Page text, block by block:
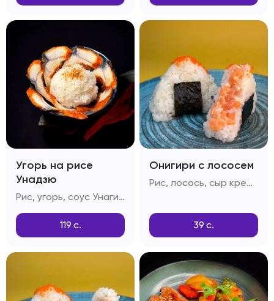
Угорь на рисе
Унадзю
Рис, угорь, соус Унаги, кунжутные семечки
119 с.
Онигири с лососем
Рис, лосось, сыр креметта, тобико, соус спайси, кунжут
39 с.